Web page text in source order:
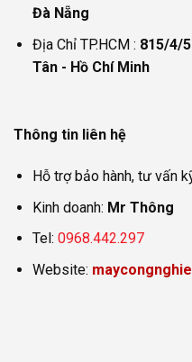
Đà Nẵng
Địa Chỉ TP.HCM : 815/4/
Tân - Hồ Chí Minh
Thông tin liên hệ
Hỗ trợ bảo hành, tư vấn
Kinh doanh: Mr Thông
Tel: 0968.442.297
Website: